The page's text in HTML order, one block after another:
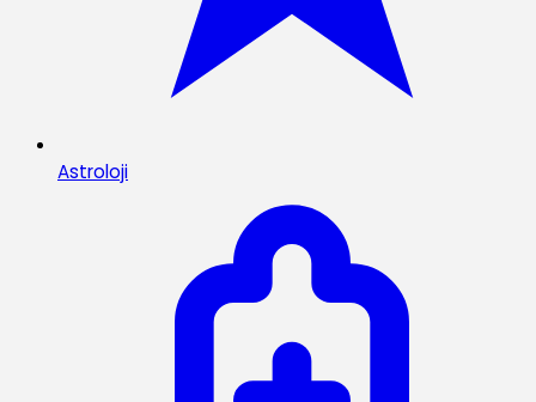
Astroloji